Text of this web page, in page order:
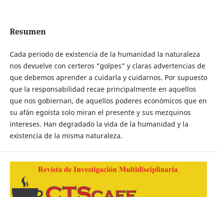
Resumen
Cada periodo de existencia de la humanidad la naturaleza
nos devuelve con certeros “golpes” y claras advertencias de
que debemos aprender a cuidarla y cuidarnos. Por supuesto
que la responsabilidad recae principalmente en aquellos
que nos gobiernan, de aquellos poderes económicos que en
su afán egoísta solo miran el presente y sus mezquinos
intereses. Han degradado la vida de la humanidad y la
existencia de la misma naturaleza.